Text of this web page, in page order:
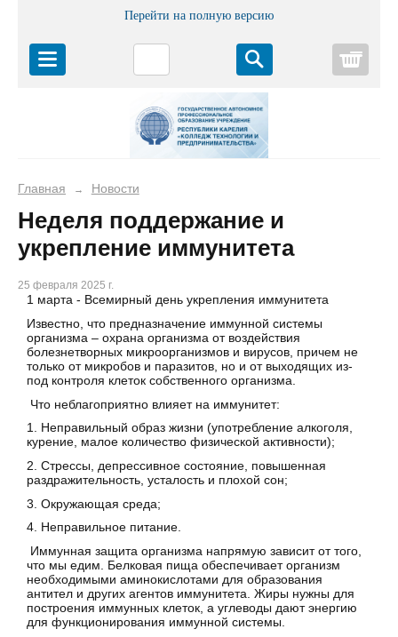
Перейти на полную версию
Главная → Новости
Неделя поддержание и
укрепление иммунитета
25 февраля 2025 г.
1 марта - Всемирный день укрепления иммунитета
Известно, что предназначение иммунной системы
организма – охрана организма от воздействия
болезнетворных микроорганизмов и вирусов, причем не
только от микробов и паразитов, но и от выходящих из-
под контроля клеток собственного организма.
Что неблагоприятно влияет на иммунитет:
1. Неправильный образ жизни (употребление алкоголя,
курение, малое количество физической активности);
2. Стрессы, депрессивное состояние, повышенная
раздражительность, усталость и плохой сон;
3. Окружающая среда;
4. Неправильное питание.
Иммунная защита организма напрямую зависит от того,
что мы едим. Белковая пища обеспечивает организм
необходимыми аминокислотами для образования
антител и других агентов иммунитета. Жиры нужны для
построения иммунных клеток, а углеводы дают энергию
для функционирования иммунной системы.